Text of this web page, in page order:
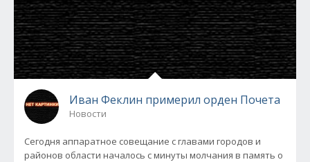
Иван Феклин примерил орден Почета
Новости
Сегодня аппаратное совещание с главами городов и
районов области началось с минуты молчания в память о